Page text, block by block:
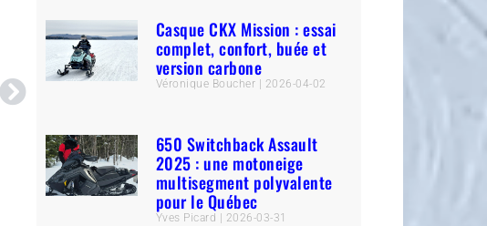
Casque CKX Mission : essai
complet, confort, buée et
version carbone
Véronique Boucher 2026-04-02
650 Switchback Assault
2025 : une motoneige
multisegment polyvalente
pour le Québec
Yves Picard 2026-03-31